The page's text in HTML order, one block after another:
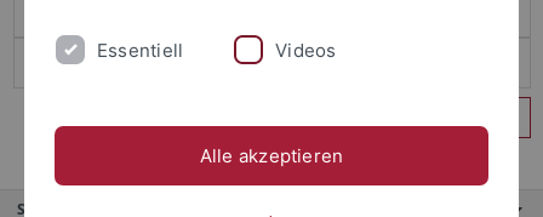
Service
Essentiell Videos
Alle akzeptieren